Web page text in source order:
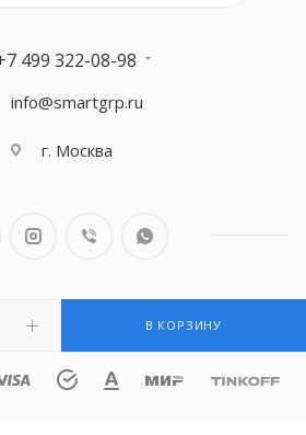
В КОРЗИНУ
499 322-08-98
info@smartgrp.ru
г. Москва
Sanitary & Plumbing products